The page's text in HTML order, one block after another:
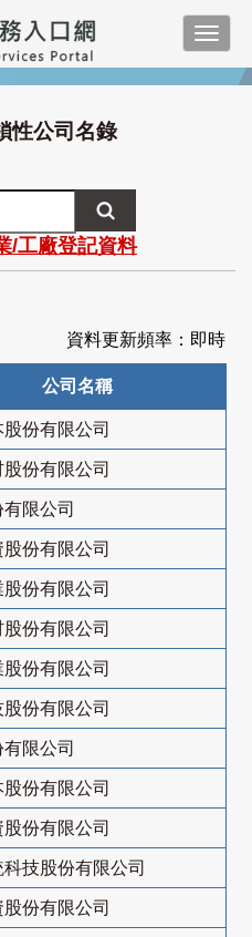
性公司名錄
/工廠登記資料
資料更新頻率：即時
公司名稱
份有限公司
份有限公司
限公司
份有限公司
份有限公司
份有限公司
份有限公司
份有限公司
限公司
份有限公司
份有限公司
技股份有限公司
份有限公司